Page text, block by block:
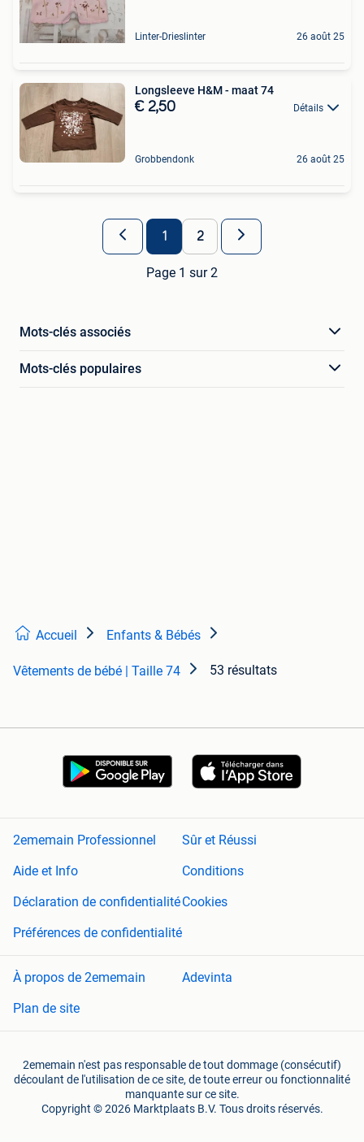
Linter-Drieslinter 26 août 25
Longsleeve H&M - maat 74
€ 2,50 Détails
Grobbendonk 26 août 25
1 2
Page 1 sur 2
Mots-clés associés
Mots-clés populaires
Accueil Enfants & Bébés
Vêtements de bébé | Taille 74 53 résultats
2ememain Professionnel
Sûr et Réussi
Aide et Info
Conditions
Déclaration de confidentialitéCookies
Préférences de confidentialité
À propos de 2ememain
Adevinta
Plan de site
2ememain n'est pas responsable de tout dommage (consécutif)
découlant de l'utilisation de ce site, de toute erreur ou fonctionnalité
manquante sur ce site.
Copyright © 2026 Marktplaats B.V. Tous droits réservés.